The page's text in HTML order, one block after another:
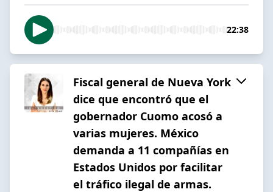
22:38
Fiscal general de Nueva York
dice que encontró que el
gobernador Cuomo acosó a
varias mujeres. México
demanda a 11 compañías en
Estados Unidos por facilitar
el tráfico ilegal de armas.